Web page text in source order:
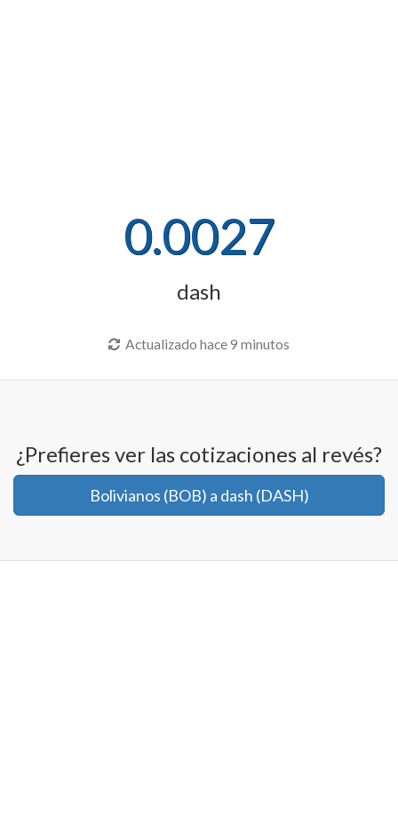
0.0027
dash
Actualizado hace 9 minutos
¿Prefieres ver las cotizaciones al revés?
Bolivianos (BOB) a dash (DASH)